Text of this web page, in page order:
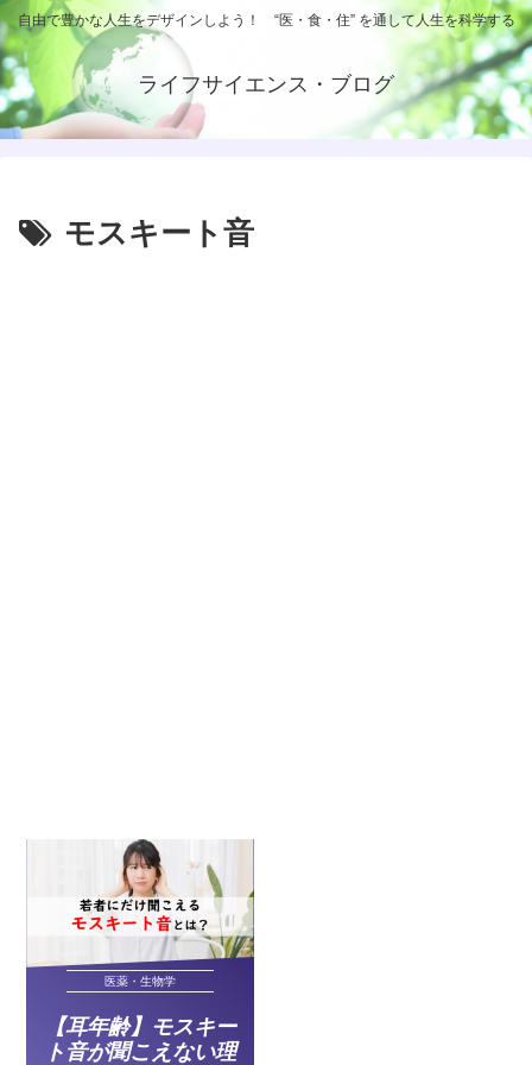
自由で豊かな人生をデザインしよう！ “医・食・住” を通して人生を科学する
ライフサイエンス・ブログ
モスキート音
医薬・生物学
【耳年齢】モスキー
ト音が聞こえない理